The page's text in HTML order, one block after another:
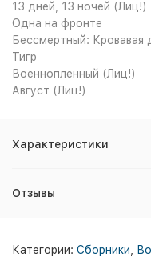
13 дней, 13 ночей (Лиц!)
Одна на фронте
Бессмертный:
Тигр
Военнопленный (Лиц!)
Август (Лиц!)
Характеристики
Отзывы
Категории: Сборники